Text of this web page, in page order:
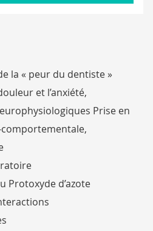
la « peur du dentiste »
et l’anxiété,
Prise en
Protoxyde d’azote